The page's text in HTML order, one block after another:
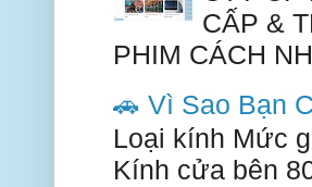
CẤP &
PHIM CÁCH
🚗 Vì Sao Bạn
Loại kính Mức
Kính cửa bên